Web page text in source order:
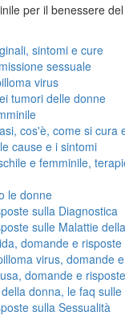
per il benessere
sintomi e cure
sessuale
virus
tumori delle donne
cos'è, come si cura
cause e i sintomi
e femminile,
le donne
sulla Diagnostica
sulle Malattie
domande e risposte
virus, domande
domande e risposte
donna, le faq
sulla Sessualità